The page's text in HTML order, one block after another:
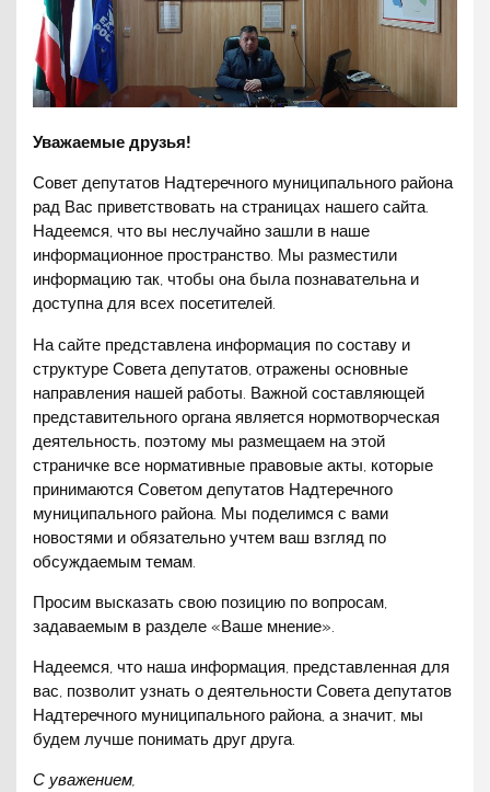
Уважаемые друзья!
Совет депутатов Надтеречного муниципального района
рад Вас приветствовать на страницах нашего сайта.
Надеемся, что вы неслучайно зашли в наше
информационное пространство. Мы разместили
информацию так, чтобы она была познавательна и
доступна для всех посетителей.
На сайте представлена информация по составу и
структуре Совета депутатов, отражены основные
направления нашей работы. Важной составляющей
представительного органа является нормотворческая
деятельность, поэтому мы размещаем на этой
страничке все нормативные правовые акты, которые
принимаются Советом депутатов Надтеречного
муниципального района. Мы поделимся с вами
новостями и обязательно учтем ваш взгляд по
обсуждаемым темам.
Просим высказать свою позицию по вопросам,
задаваемым в разделе «Ваше мнение».
Надеемся, что наша информация, представленная для
вас, позволит узнать о деятельности Совета депутатов
Надтеречного муниципального района, а значит, мы
будем лучше понимать друг друга.
С уважением,